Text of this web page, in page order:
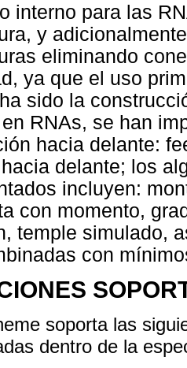
interno para las
y
eliminando
ya que el uso
sido la
RNAs, se han
hacia delante:
delante; los
incluyen:
con momento,
temple simulado,
con
soporta las
dentro de la